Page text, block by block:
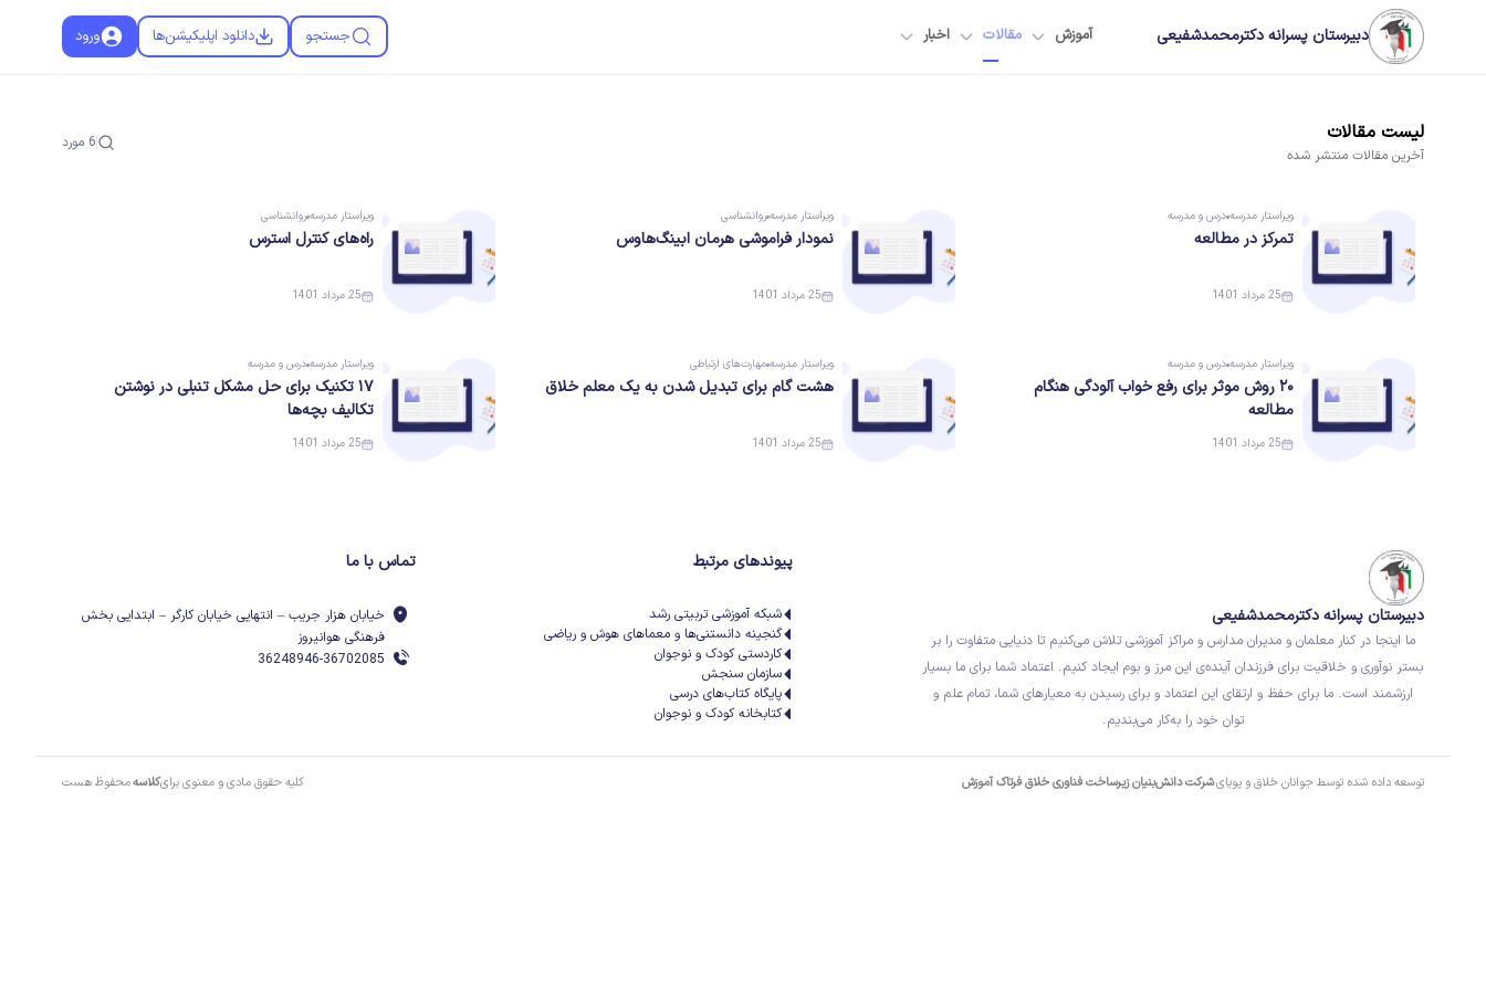
دبیرستان پسرانه دکترمحمدشفیعی آموزش مقالات اخبار جستجو دانلود اپلیکیشن‌ها ورود
لیست مقالات
آخرین مقالات منتشر شده
6 مورد
ویراستار مدرسه درس و مدرسه
تمرکز در مطالعه
25 مرداد 1401
ویراستار مدرسه روانشناسی
نمودار فراموشی هرمان ابینگ‌هاوس
25 مرداد 1401
ویراستار مدرسه روانشناسی
راه‌های کنترل استرس
25 مرداد 1401
ویراستار مدرسه درس و مدرسه
۲۰ روش موثر برای رفع خواب آلودگی هنگام
مطالعه
25 مرداد 1401
ویراستار مدرسه مهارت‌های ارتباطی
هشت گام برای تبدیل شدن به یک معلم خلاق
25 مرداد 1401
ویراستار مدرسه درس و مدرسه
۱۷ تکنیک برای حل مشکل تنبلی در نوشتن
تکالیف بچه‌ها
25 مرداد 1401
دبیرستان پسرانه دکترمحمدشفیعی
ما اینجا در کنار معلمان و مدیران مدارس و مراکز آموزشی تلاش می‌کنیم تا دنیایی متفاوت را بر
بستر نوآوری و خلاقیت برای فرزندان آینده‌ی این مرز و بوم ایجاد کنیم. اعتماد شما برای ما بسیار
ارزشمند است. ما برای حفظ و ارتقای این اعتماد و برای رسیدن به معیارهای شما، تمام علم و
توان خود را به‌کار می‌بندیم.
پیوندهای مرتبط
شبکه آموزشی تربیتی رشد
گنجینه دانستنی‌ها و معماهای هوش و ریاضی
کاردستی کودک و نوجوان
سازمان سنجش
پایگاه کتاب‌های درسی
کتابخانه کودک و نوجوان
تماس با ما
خیابان هزار جریب – انتهایی خیابان کارگر – ابتدایی بخش
فرهنگی هوانیروز
36248946-36702085
توسعه داده شده توسط جوانان خلاق و پویایشرکت دانش‌بنیان زیرساخت فناوری خلاق فرتاک آموزش کلیه حقوق مادی و معنوی برایکلاسهمحفوظ هست